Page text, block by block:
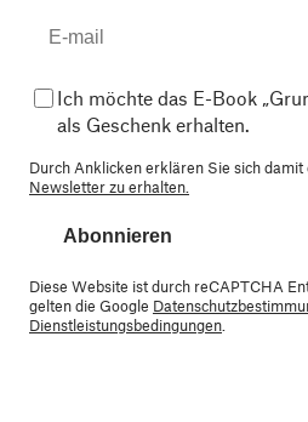
Ich möchte das E-Book
als Geschenk erhalten.
Durch Anklicken erklären Sie sich damit
Newsletter zu erhalten.
Abonnieren
Diese Website ist durch reCAPTCHA
gelten die Google
Dienstleistungsbedingungen.